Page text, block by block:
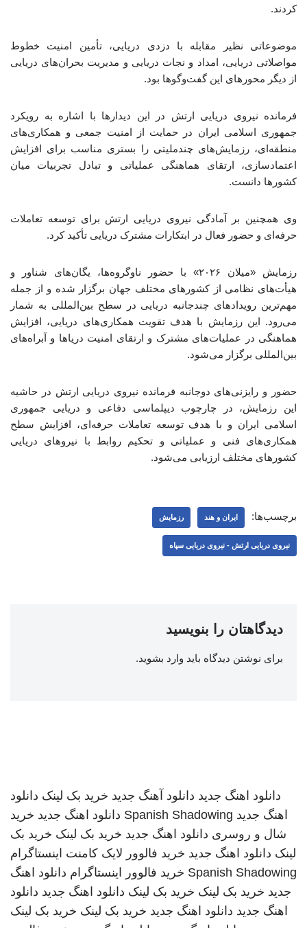
کردند.
موضوعاتی نظیر مقابله با دزدی دریایی، تأمین امنیت خطوط
مواصلاتی دریایی، امداد و نجات دریایی و مدیریت بحران‌های دریایی
از دیگر محورهای این گفت‌وگوها بود.
فرمانده نیروی دریایی ارتش در این دیدارها با اشاره به رویکرد
جمهوری اسلامی ایران در حمایت از امنیت جمعی و همکاری‌های
منطقه‌ای، رزمایش‌های چندملیتی را بستری مناسب برای افزایش
اعتمادسازی، ارتقای هماهنگی عملیاتی و تبادل تجربیات میان
کشورها دانست.
وی همچنین بر آمادگی نیروی دریایی ارتش برای توسعه تعاملات
حرفه‌ای و حضور فعال در ابتکارات مشترک دریایی تأکید کرد.
رزمایش «میلان ۲۰۲۶» با حضور ناوگروه‌ها، یگان‌های شناور و
هیأت‌های نظامی از کشورهای مختلف جهان برگزار شده و از جمله
مهم‌ترین رویدادهای چندجانبه دریایی در سطح بین‌المللی به شمار
می‌رود. این رزمایش با هدف تقویت همکاری‌های دریایی، افزایش
هماهنگی در عملیات‌های مشترک و ارتقای امنیت دریاها و آبراه‌های
بین‌المللی برگزار می‌شود.
حضور و رایزنی‌های دوجانبه فرمانده نیروی دریایی ارتش در حاشیه
این رزمایش، در چارچوب دیپلماسی دفاعی و دریایی جمهوری
اسلامی ایران و با هدف توسعه تعاملات حرفه‌ای، افزایش سطح
همکاری‌های فنی و عملیاتی و تحکیم روابط با نیروهای دریایی
کشورهای مختلف ارزیابی می‌شود.
برچسب‌ها: ایران و هند رزمایش
نیروی دریایی ارتش - نیروی دریایی سپاه
دیدگاهتان را بنویسید
برای نوشتن دیدگاه باید وارد بشوید.
دانلود اهنگ جدید دانلود آهنگ جدید خرید بک لینک دانلود
اهنگ جدید Spanish Shadowing دانلود اهنگ جدید خرید
شال و روسری دانلود اهنگ جدید خرید بک لینک خرید بک
لینک دانلود اهنگ جدید خرید فالوور لایک کامنت اینستاگرام
Spanish Shadowing خرید فالوور اینستاگرام دانلود اهنگ
جدید خرید بک لینک خرید بک لینک دانلود اهنگ جدید دانلود
اهنگ جدید دانلود اهنگ جدید خرید بک لینک خرید بک لینک